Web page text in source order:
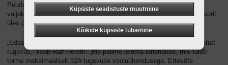
Puuduv ruum ja puuduvad suruõhuvoolikud seadsid KAESERi
väljakutse ette. Nii polnudki võimalik lihtsalt veel üht kruvikompressorit
üles panna.
„Edasisteks takistusteks olid ruumiprobleem ja vooluühenduse piiratud
tugevus,“ lisab Ralf Hereth. „Me pidime leidma lahenduse, mis tuleb
toime maksimaalselt 32A tugevuse vooluühendusega. Ettevõte
Küpsiste seadistuste muutmine
Kõikide küpsiste lubamine